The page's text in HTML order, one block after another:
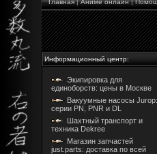
Главная|Аниме онлайн|
Информационный центр:
Экипировка для
единоборств: цены в Москве
Вакуумные насосы Jurop:
серии PN, PNR и DL
Шахтный транспорт и
техника Dekree
Магазин запчастей
just.parts: доставка по всей